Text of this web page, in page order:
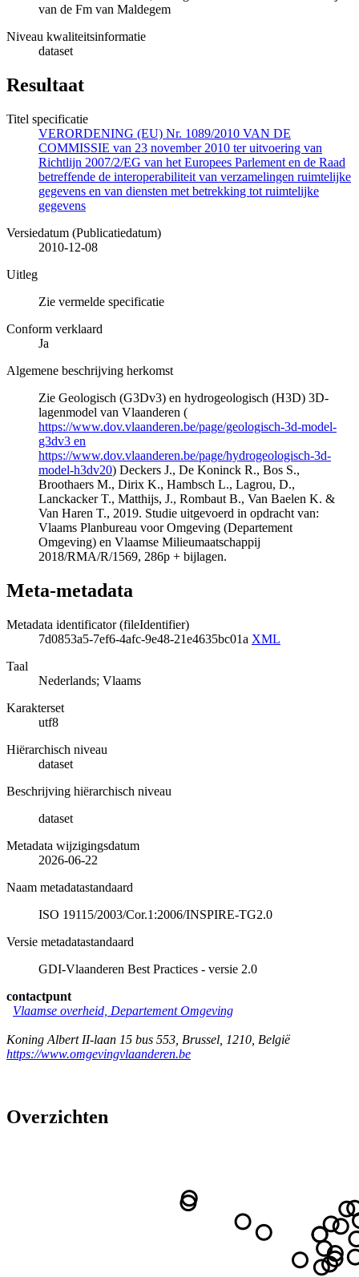
van de Fm van Maldegem
Niveau kwaliteitsinformatie
dataset
Resultaat
Titel specificatie
VERORDENING (EU) Nr. 1089/2010 VAN DE
COMMISSIE van 23 november 2010 ter uitvoering van
Richtlijn 2007/2/EG van het Europees Parlement en de Raad
betreffende de interoperabiliteit van verzamelingen ruimtelijke
gegevens en van diensten met betrekking tot ruimtelijke
gegevens
Versiedatum (Publicatiedatum)
2010-12-08
Uitleg
Zie vermelde specificatie
Conform verklaard
Ja
Algemene beschrijving herkomst
Zie Geologisch (G3Dv3) en hydrogeologisch (H3D) 3D-
lagenmodel van Vlaanderen (
https://www.dov.vlaanderen.be/page/geologisch-3d-model-
g3dv3 en
https://www.dov.vlaanderen.be/page/hydrogeologisch-3d-
model-h3dv20) Deckers J., De Koninck R., Bos S.,
Broothaers M., Dirix K., Hambsch L., Lagrou, D.,
Lanckacker T., Matthijs, J., Rombaut B., Van Baelen K. &
Van Haren T., 2019. Studie uitgevoerd in opdracht van:
Vlaams Planbureau voor Omgeving (Departement
Omgeving) en Vlaamse Milieumaatschappij
2018/RMA/R/1569, 286p + bijlagen.
Meta-metadata
Metadata identificator (fileIdentifier)
7d0853a5-7ef6-4afc-9e48-21e4635bc01a XML
Taal
Nederlands; Vlaams
Karakterset
utf8
Hiërarchisch niveau
dataset
Beschrijving hiërarchisch niveau
dataset
Metadata wijzigingsdatum
2026-06-22
Naam metadatastandaard
ISO 19115/2003/Cor.1:2006/INSPIRE-TG2.0
Versie metadatastandaard
GDI-Vlaanderen Best Practices - versie 2.0
contactpunt
Vlaamse overheid, Departement Omgeving
Koning Albert II-laan 15 bus 553 Brussel 1210 België
https://www.omgevingvlaanderen.be
Overzichten